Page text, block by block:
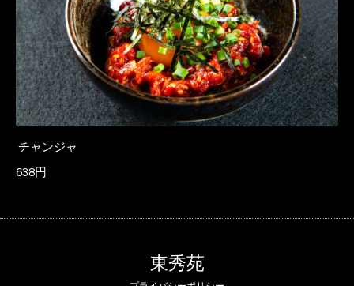
チャンジャ
638円
東秀苑